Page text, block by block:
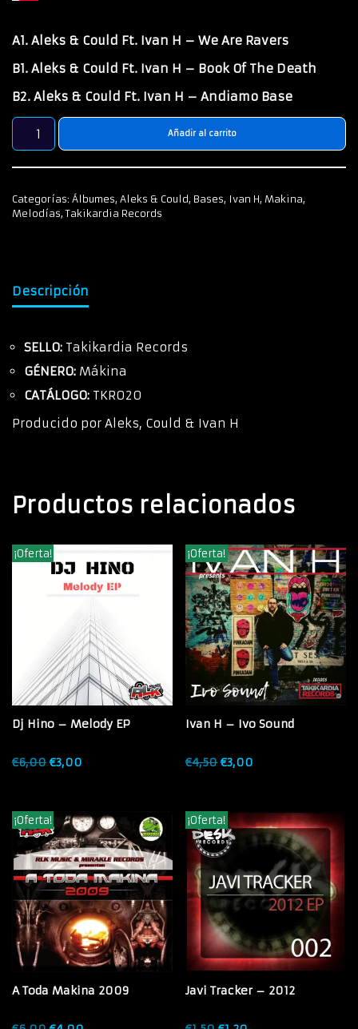
A1. Aleks & Could Ft. Ivan H – We Are Ravers
B1. Aleks & Could Ft. Ivan H – Book Of The Death
B2. Aleks & Could Ft. Ivan H – Andiamo Base
Añadir al carrito
Categorías: Álbumes, Aleks & Could, Bases, Ivan H, Makina,
Melodías,Takikardia Records
Descripción
SELLO: Takikardia Records
GÉNERO: Mákina
CATÁLOGO: TKR020
Producido por Aleks, Could & Ivan H
Productos relacionados
¡Oferta!
Dj Hino – Melody EP
€6,00 €3,00
¡Oferta!
Ivan H – Ivo Sound
€4,50 €3,00
¡Oferta!
A Toda Makina 2009
¡Oferta!
Javi Tracker – 2012